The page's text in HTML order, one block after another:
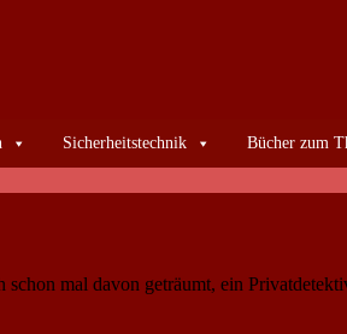
Sicherheitstechnik Bücher zum
mal davon geträumt, ein